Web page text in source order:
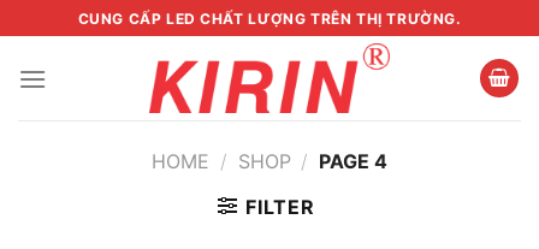
to
content
CUNG CẤP LED CHẤT LƯỢNG TRÊN THỊ TRƯỜNG.
HOME / SHOP / PAGE 4
FILTER